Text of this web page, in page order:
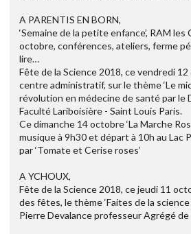
A PARENTIS EN BORN,
‘Semaine de la petite enfance’, RAM les
octobre, conférences, ateliers, ferme
lire…
Fête de la Science 2018, ce vendredi
centre administratif, sur le thème ‘Le
révolution en médecine de santé par le
Faculté Lariboisière - Saint Louis Paris.
Ce dimanche 14 octobre ‘La Marche
musique à 9h30 et départ à 10h au Lac
par ‘Tomate et Cerise roses’
A YCHOUX,
Fête de la Science 2018, ce jeudi 11
des fêtes, le thème ‘Faites de la
Pierre Devalance professeur Agrégé de